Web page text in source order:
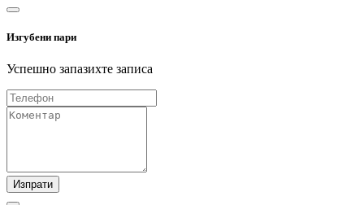
Изгубени пари
Успешно запазихте записа
Изпрати